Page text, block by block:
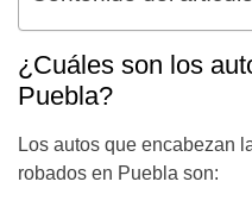
¿Cuáles son los
Puebla?
Los autos que encabezan
robados en Puebla son: